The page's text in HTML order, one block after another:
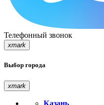
Телефонный звонок
xmark
Выбор города
xmark
Казань